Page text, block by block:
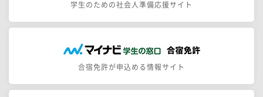
学生のための社会人準備応援サイト
合宿免許が申込める情報サイト